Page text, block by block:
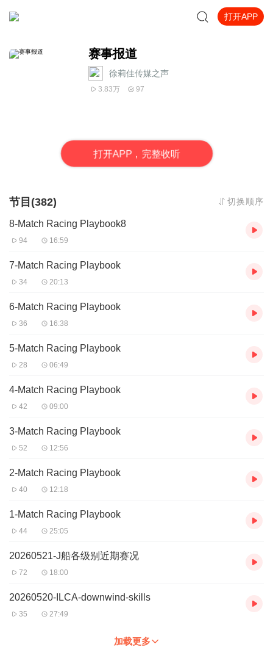
打开APP
赛事报道
徐莉佳传媒之声
3.83万 97
打开APP，完整收听
节目(382) 切换顺序
8-Match Racing Playbook8
94 16:59
7-Match Racing Playbook
34 20:13
6-Match Racing Playbook
36 16:38
5-Match Racing Playbook
28 06:49
4-Match Racing Playbook
42 09:00
3-Match Racing Playbook
52 12:56
2-Match Racing Playbook
40 12:18
1-Match Racing Playbook
44 25:05
20260521-J船各级别近期赛况
72 18:00
20260520-ILCA-downwind-skills
35 27:49
加载更多